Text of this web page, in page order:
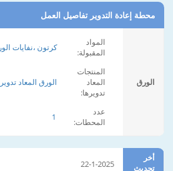
محطة إعادة التدوير تفاصيل العمل
الورق
المواد
المقبولة:
كرتون ،نفايات
المنتجات
المعاد
تدويرها:
الورق المعاد
عدد
المحطات:
1
أخر
تحديث
22-1-2025